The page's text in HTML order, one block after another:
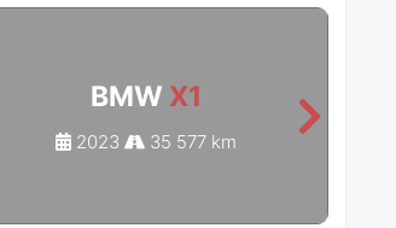
BMW X1
2023 35 577 km